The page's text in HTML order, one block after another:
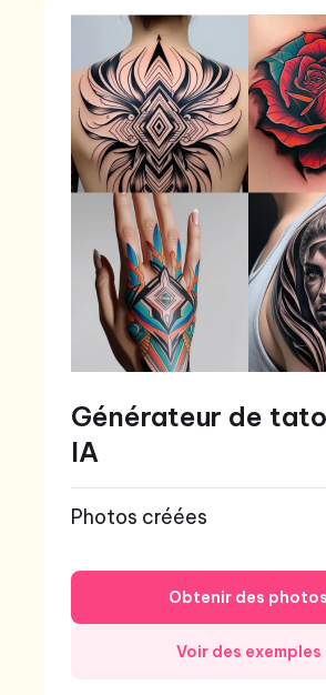
Générateur de
IA
Photos créées
Obtenir des photos
Voir des exemples